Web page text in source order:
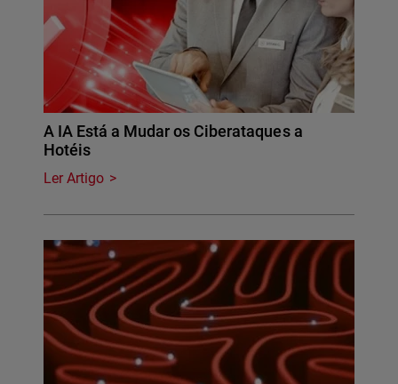
A IA Está a Mudar os Ciberataques a
Hotéis
Ler Artigo